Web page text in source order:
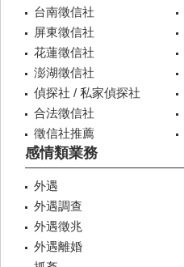
台南徵信社
屏東徵信社
花蓮徵信社
澎湖徵信社
偵探社 / 私家偵探社
合法徵信社
徵信社推薦
感情類業務
外遇
外遇調查
外遇徵兆
外遇離婚